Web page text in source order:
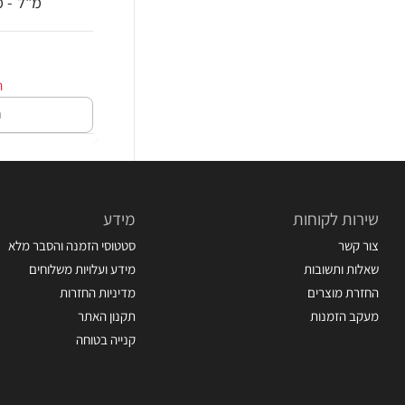
שירות לקוחות
צור קשר
שאלות ותשובות
החזרת מוצרים
מעקב הזמנות
מידע
סטטוסי הזמנה והסבר מלא
מידע ועלויות משלוחים
מדיניות החזרות
תקנון האתר
קנייה בטוחה